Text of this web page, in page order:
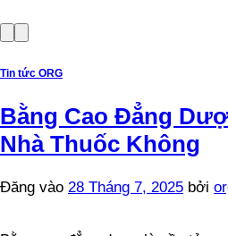
Tin tức ORG
Bằng Cao Đẳng
Nhà Thuốc Không
Đăng vào 28 Tháng 7, 2025 bởi